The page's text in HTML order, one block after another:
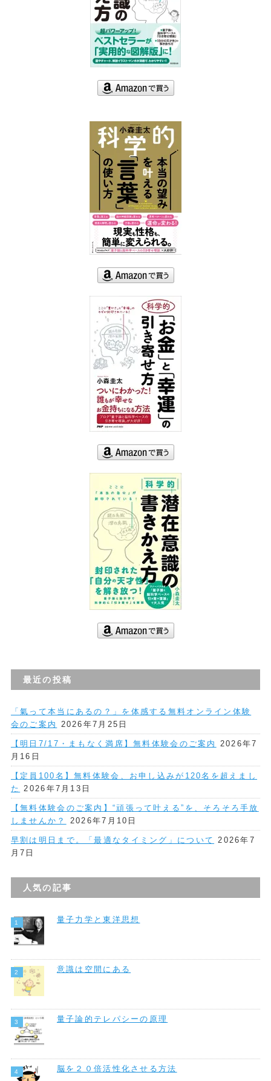
最近の投稿
「氣って本当にあるの？」を体感する無料オンライン体験
会のご案内
2026年7月25日
【明日7/17・まもなく満席】無料体験会のご案内
2026年7
月16日
【定員100名】無料体験会、お申し込みが120名を超えまし
た
2026年7月13日
【無料体験会のご案内】“頑張って叶える”を、そろそろ手放
しませんか？
2026年7月10日
早割は明日まで。「最適なタイミング」について
2026年7
月7日
人気の記事
量子力学と東洋思想
意識は空間にある
量子論的テレパシーの原理
脳を２０倍活性化させる方法